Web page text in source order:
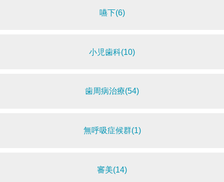
嚥下(6)
小児歯科(10)
歯周病治療(54)
無呼吸症候群(1)
審美(14)